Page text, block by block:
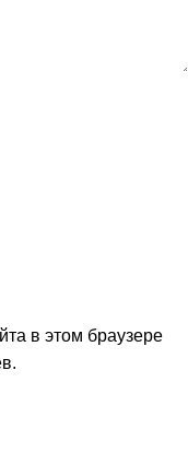
в этом браузере